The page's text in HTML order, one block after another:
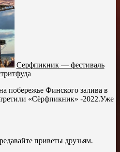
Серфпикник — фестиваль
побережье Финского залива в
«Сёрфпикник» -2022.Уже
приветы друзьям.